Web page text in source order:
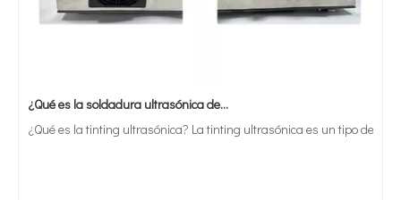
¿Qué es la tinting ultrasónica? La tinting ultrasónica es un tipo de